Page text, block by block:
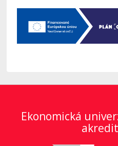
Ekonomická